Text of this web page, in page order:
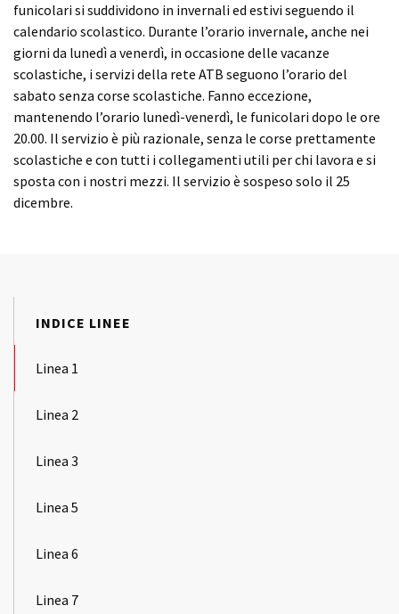
funicolari si suddividono in invernali ed estivi seguendo il
calendario scolastico. Durante l’orario invernale, anche nei
giorni da lunedì a venerdì, in occasione delle vacanze
scolastiche, i servizi della rete ATB seguono l’orario del
sabato senza corse scolastiche. Fanno eccezione,
mantenendo l’orario lunedì-venerdì, le funicolari dopo le ore
20.00. Il servizio è più razionale, senza le corse prettamente
scolastiche e con tutti i collegamenti utili per chi lavora e si
sposta con i nostri mezzi. Il servizio è sospeso solo il 25
dicembre.
INDICE LINEE
Linea 1
Linea 2
Linea 3
Linea 5
Linea 6
Linea 7